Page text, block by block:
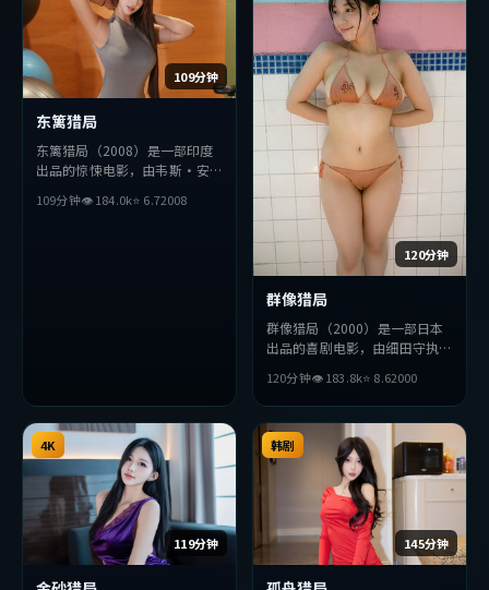
109分钟
东篱猎局
东篱猎局（2008）是一部印度
出品的惊悚电影，由韦斯·安
宏等主演。影片在叙事与视听上
109分钟👁184.0k⭐ 6.72008
120分钟
群像猎局
群像猎局（2000）是一部日本
出品的喜剧电影，由细田守执
演。影片在叙事与视听上力求突
破，探讨人性与抉择，节奏张弛
有度，适合喜欢该类型的观众完
整观看。
120分钟👁183.8k⭐ 8.62000
119分钟
4K
145分钟
韩剧